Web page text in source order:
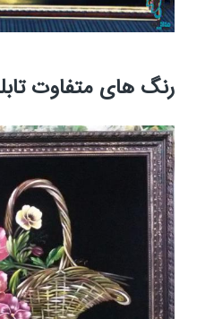
رنگ های متفاوت